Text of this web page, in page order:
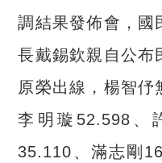
調結果發佈會，國
長戴錫欽親自公布
原榮出線，楊智伃
李明璇 52.598 、
35.110 、滿志剛